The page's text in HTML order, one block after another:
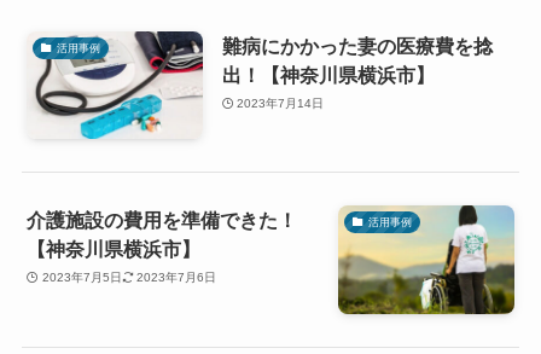
活用事例
難病にかかった妻の医療費を捻
出！【神奈川県横浜市】
2023年7月14日
活用事例
介護施設の費用を準備できた！
【神奈川県横浜市】
2023年7月5日 2023年7月6日